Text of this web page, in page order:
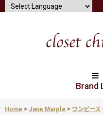
Brand
Home > Jane Marple > ワンピース